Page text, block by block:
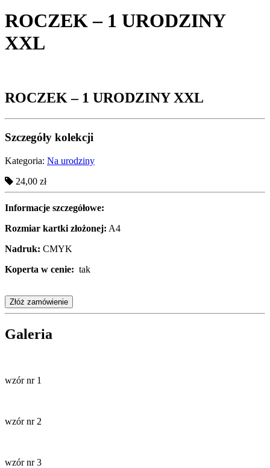
ROCZEK – 1 URODZINY
XXL
ROCZEK – 1 URODZINY XXL
Szczegóły kolekcji
Kategoria: Na urodziny
24,00 zł
Informacje szczegółowe:
Rozmiar kartki złożonej: A4
Nadruk: CMYK
Koperta w cenie: tak
Złóż zamówienie
Galeria
wzór nr 1
wzór nr 2
wzór nr 3